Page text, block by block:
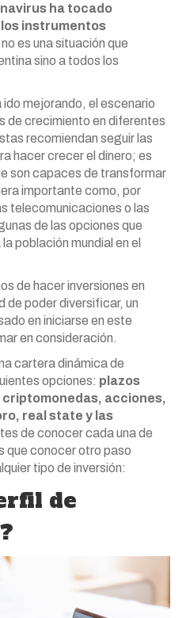
ha tocado
instrumentos
no es una situación que
sino a todos los
mejorando, el escenario
de crecimiento en diferentes
recomiendan seguir las
hacer crecer el dinero; es
son capaces de transformar
importante como, por
telecomunicaciones o las
de las opciones que
población mundial en el
de hacer inversiones en
de poder diversificar, un
en iniciarse en este
en consideración.
cartera dinámica de
opciones: plazos
acciones,
real state y las
de conocer cada una de
que conocer otro paso
tipo de inversión:
de